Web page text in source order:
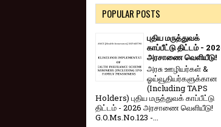
POPULAR POSTS
புதிய மருத்துவக்
காப்பீட்டு திட்டம் -
அரசாணை வெளியீடு!
அரசு ஊழியர்கள் &
ஓய்வூதியர்களுக்கான
(Including TAPS
Holders) புதிய மருத்துவக் காப்பீட்டு
திட்டம் - 2026 அரசாணை வெளியீடு!
G.O.Ms.No.123 -...